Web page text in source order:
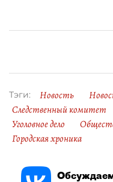
Тэги: Новость
Следственный комитет
Уголовное дело
Городская хроника